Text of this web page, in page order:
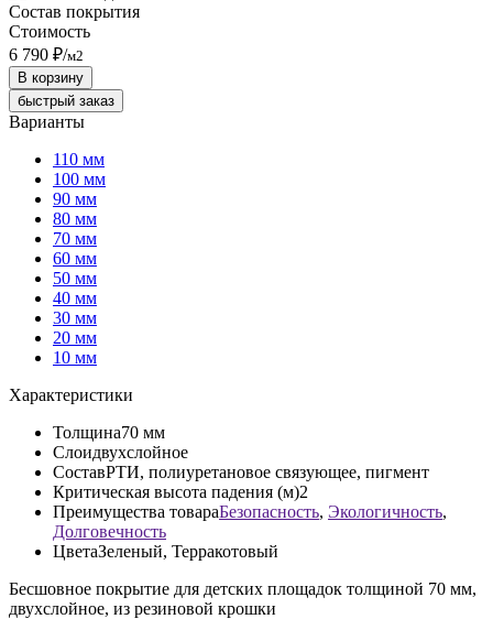
Состав покрытия
Стоимость
6 790 ₽/м2
В корзину
быстрый заказ
Варианты
110 мм
100 мм
90 мм
80 мм
70 мм
60 мм
50 мм
40 мм
30 мм
20 мм
10 мм
Характеристики
Толщина70 мм
Слоидвухслойное
СоставРТИ, полиуретановое связующее, пигмент
Критическая высота падения (м)2
Преимущества товараБезопасность, Экологичность,
Долговечность
ЦветаЗеленый, Терракотовый
Бесшовное покрытие для детских площадок толщиной 70 мм,
двухслойное, из резиновой крошки